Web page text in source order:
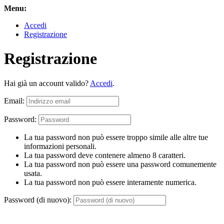
Menu:
Accedi
Registrazione
Registrazione
Hai già un account valido? Accedi.
Email:
Password:
La tua password non può essere troppo simile alle altre tue
informazioni personali.
La tua password deve contenere almeno 8 caratteri.
La tua password non può essere una password comunemente
usata.
La tua password non può essere interamente numerica.
Password (di nuovo):